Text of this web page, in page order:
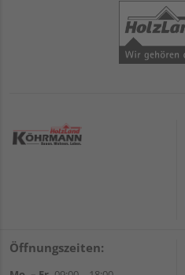
Öffnungszeiten: